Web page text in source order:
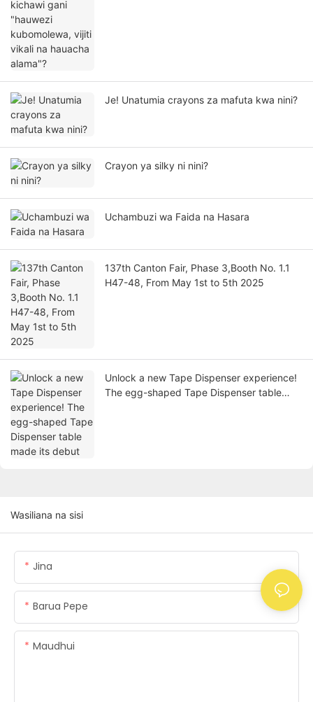
Je! Unatumia crayons za mafuta kwa nini?
Crayon ya silky ni nini?
Uchambuzi wa Faida na Hasara
137th Canton Fair, Phase 3,Booth No. 1.1
H47-48, From May 1st to 5th 2025
Unlock a new Tape Dispenser experience!
The egg-shaped Tape Dispenser table
Wasiliana na sisi
Jina
Barua Pepe
Maudhui